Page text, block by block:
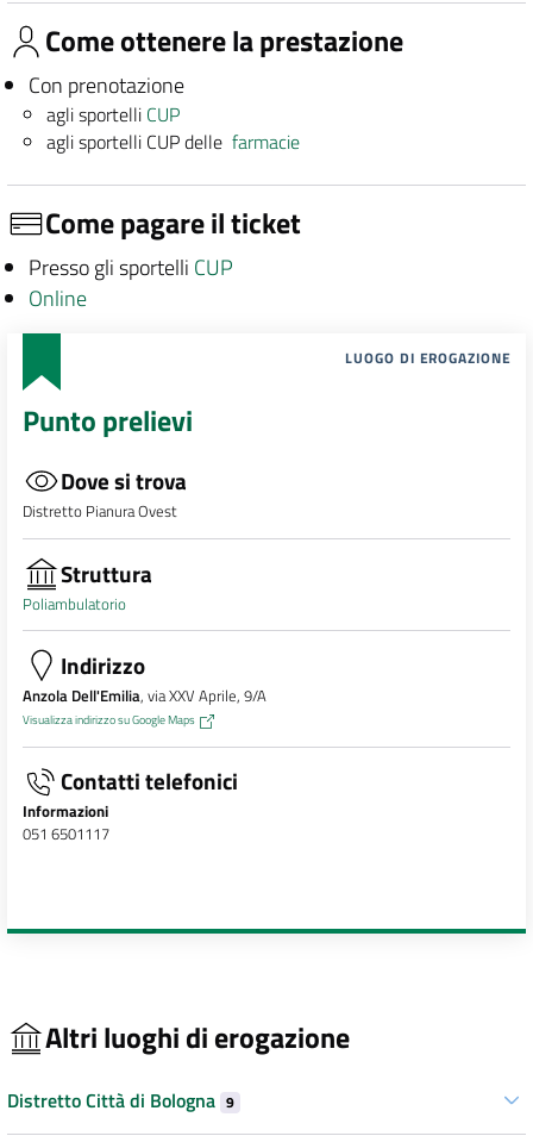
Come ottenere la prestazione
Con prenotazione
agli sportelli CUP
agli sportelli CUP dellefarmacie
Come pagare il ticket
Presso gli sportelli CUP
Online
LUOGO DI EROGAZIONE
Punto prelievi
Dove si trova
Distretto Pianura Ovest
Struttura
Poliambulatorio
Indirizzo
Anzola Dell'Emilia, via XXV Aprile, 9/A
Visualizza indirizzo su Google Maps
Contatti telefonici
Informazioni
051 6501117
Altri luoghi di erogazione
Distretto Città di Bologna 9